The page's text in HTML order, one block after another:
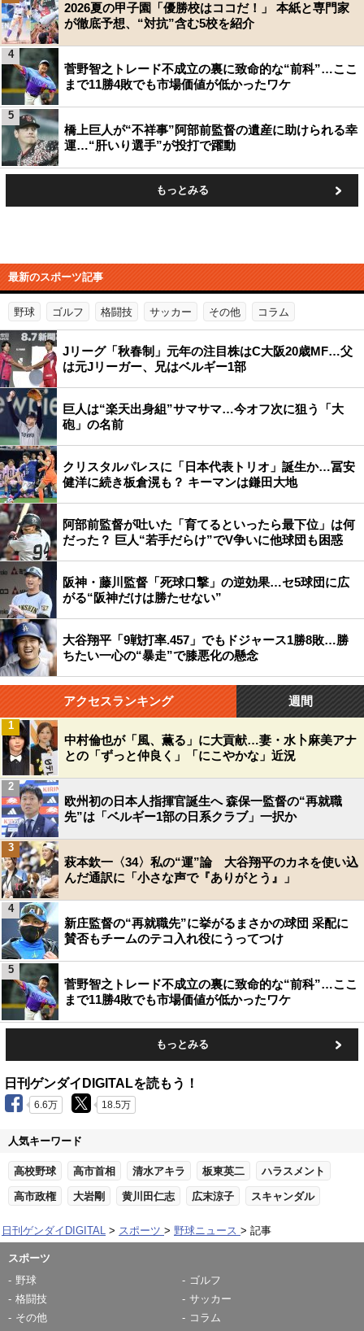
2026夏の甲子園「優勝校はココだ！」 本紙と専門家
が徹底予想、“対抗”含む5校を紹介
菅野智之トレード不成立の裏に致命的な“前科”…ここ
まで11勝4敗でも市場価値が低かったワケ
4
橋上巨人が“不祥事”阿部前監督の遺産に助けられる幸
運…“肝いり選手”が投打で躍動
5
もっとみる
最新のスポーツ記事
野球 ゴルフ 格闘技 サッカー その他 コラム
Jリーグ「秋春制」元年の注目株はC大阪20歳MF…父
は元Jリーガー、兄はベルギー1部
巨人は“楽天出身組”サマサマ…今オフ次に狙う「大
砲」の名前
クリスタルパレスに「日本代表トリオ」誕生か…冨安
健洋に続き板倉滉も？ キーマンは鎌田大地
阿部前監督が吐いた「育てるといったら最下位」は何
だった？ 巨人“若手だらけ”でV争いに他球団も困惑
阪神・藤川監督「死球口撃」の逆効果…セ5球団に広
がる“阪神だけは勝たせない”
大谷翔平「9戦打率.457」でもドジャース1勝8敗…勝
ちたい一心の“暴走”で膝悪化の懸念
アクセスランキング 週間
中村倫也が「風、薫る」に大貢献…妻・水卜麻美アナ
との「ずっと仲良く」「にこやかな」近況
1
欧州初の日本人指揮官誕生へ 森保一監督の“再就職
先”は「ベルギー1部の日系クラブ」一択か
2
萩本欽一〈34〉私の“運”論 大谷翔平のカネを使い込
んだ通訳に「小さな声で『ありがとう』」
3
新庄監督の“再就職先”に挙がるまさかの球団 采配に
賛否もチームのテコ入れ役にうってつけ
4
菅野智之トレード不成立の裏に致命的な“前科”…ここ
まで11勝4敗でも市場価値が低かったワケ
5
もっとみる
日刊ゲンダイDIGITALを読もう！
6.6万 18.5万
人気キーワード
高校野球 高市首相 清水アキラ 板東英二 ハラスメント
高市政権 大岩剛 黄川田仁志 広末涼子 スキャンダル
日刊ゲンダイDIGITAL スポーツ 野球ニュース 記事
スポーツ
野球
ゴルフ
格闘技
サッカー
その他
コラム